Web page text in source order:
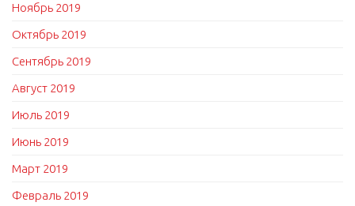
Ноябрь 2019
Октябрь 2019
Сентябрь 2019
Август 2019
Июль 2019
Июнь 2019
Март 2019
Февраль 2019